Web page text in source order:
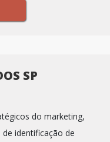
SP
do marketing,
de identificação de